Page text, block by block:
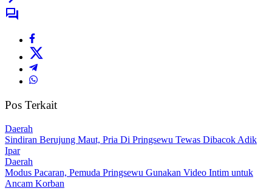
Pos Terkait
Daerah
Sindiran Berujung Maut, Pria Di Pringsewu Tewas Dibacok Adik
Ipar
Daerah
Modus Pacaran, Pemuda Pringsewu Gunakan Video Intim untuk
Ancam Korban